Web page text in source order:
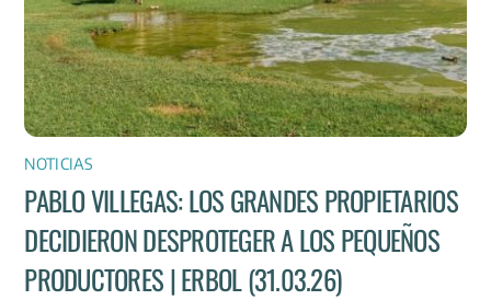
NOTICIAS
PABLO VILLEGAS: LOS GRANDES PROPIETARIOS
DECIDIERON DESPROTEGER A LOS PEQUEÑOS
PRODUCTORES | ERBOL (31.03.26)